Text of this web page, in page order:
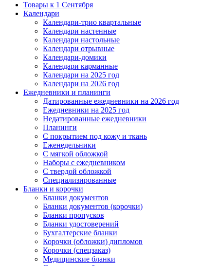
Товары к 1 Сентября
Календари
Календари-трио квартальные
Календари настенные
Календари настольные
Календари отрывные
Календари-домики
Календари карманные
Календари на 2025 год
Календари на 2026 год
Ежедневники и планинги
Датированные ежедневники на 2026 год
Ежедневники на 2025 год
Недатированные ежедневники
Планинги
С покрытием под кожу и ткань
Еженедельники
С мягкой обложкой
Наборы с ежедневником
С твердой обложкой
Специализированные
Бланки и корочки
Бланки документов
Бланки документов (корочки)
Бланки пропусков
Бланки удостоверений
Бухгалтерские бланки
Корочки (обложки) дипломов
Корочки (спецзаказ)
Медицинские бланки